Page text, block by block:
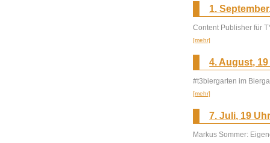
1.
Content Publisher für
[mehr]
4. August,
#t3biergarten im
[mehr]
7. Juli, 19
Markus Sommer: